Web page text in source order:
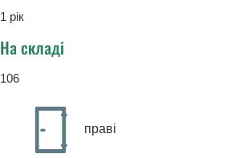
1 рік
На складі
106
праві